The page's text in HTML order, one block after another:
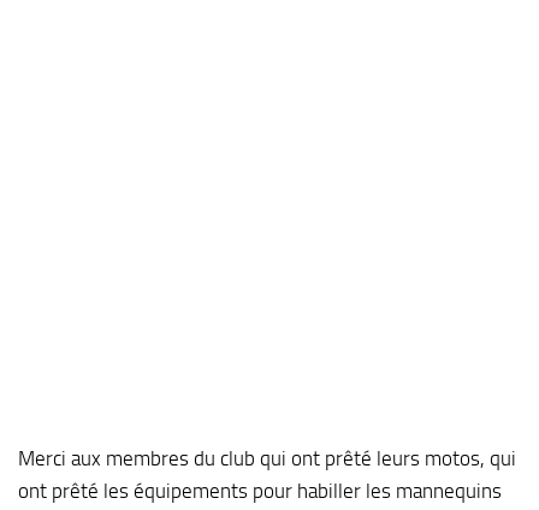
Merci aux membres du club qui ont prêté leurs motos, qui
ont prêté les équipements pour habiller les mannequins